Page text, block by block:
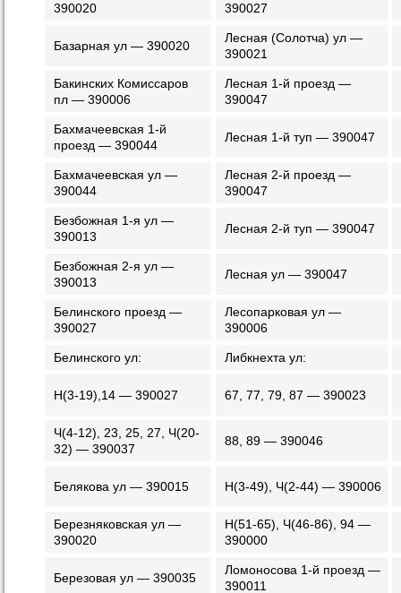
390020
390027
Базарная ул — 390020
Лесная (Солотча) ул —
390021
Бакинских Комиссаров
пл — 390006
Лесная 1-й проезд —
390047
Бахмачеевская 1-й
проезд — 390044
Лесная 1-й туп — 390047
Бахмачеевская ул —
390044
Лесная 2-й проезд —
390047
Безбожная 1-я ул —
390013
Лесная 2-й туп — 390047
Безбожная 2-я ул —
390013
Лесная ул — 390047
Белинского проезд —
390027
Лесопарковая ул —
390006
Белинского ул: Либкнехта ул:
Н(3-19),14 — 390027 67, 77, 79, 87 — 390023
Ч(4-12), 23, 25, 27, Ч(20-
32) — 390037
88, 89 — 390046
Белякова ул — 390015 Н(3-49), Ч(2-44) — 390006
Березняковская ул —
390020
Н(51-65), Ч(46-86), 94 —
390000
Березовая ул — 390035
Ломоносова 1-й проезд —
390011